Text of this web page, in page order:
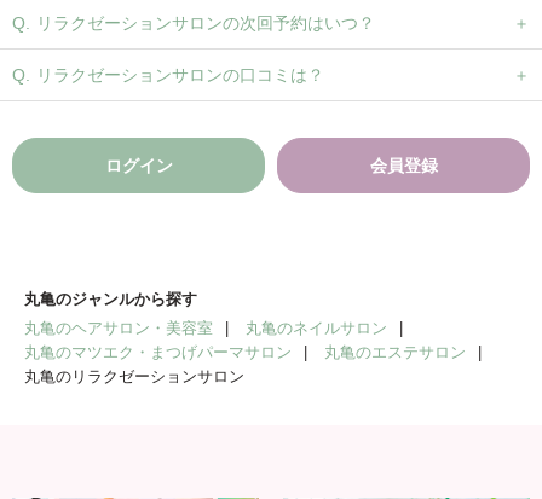
リラクゼーションサロンの次回予約はいつ？
リラクゼーションサロンの口コミは？
ログイン 会員登録
丸亀のジャンルから探す
丸亀のヘアサロン・美容室
丸亀のネイルサロン
丸亀のマツエク・まつげパーマサロン
丸亀のエステサロン
丸亀のリラクゼーションサロン